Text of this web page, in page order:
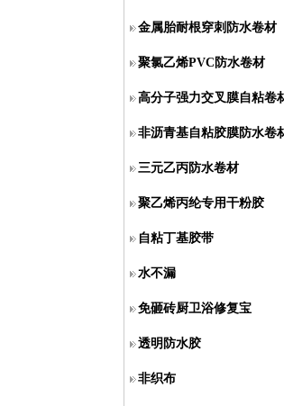
金属胎耐根穿刺防水卷材
聚氯乙烯PVC防水卷材
高分子强力交叉膜自粘卷
非沥青基自粘胶膜防水卷
三元乙丙防水卷材
聚乙烯丙纶专用干粉胶
自粘丁基胶带
水不漏
免砸砖厨卫浴修复宝
透明防水胶
非织布